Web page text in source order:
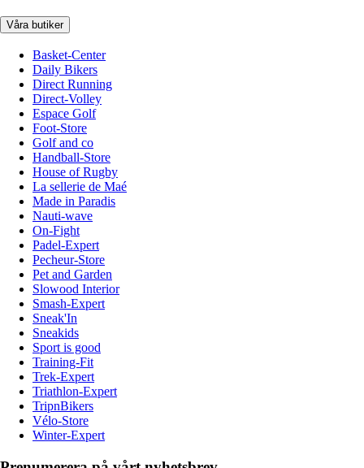
Våra butiker
Basket-Center
Daily Bikers
Direct Running
Direct-Volley
Espace Golf
Foot-Store
Golf and co
Handball-Store
House of Rugby
La sellerie de Maé
Made in Paradis
Nauti-wave
On-Fight
Padel-Expert
Pecheur-Store
Pet and Garden
Slowood Interior
Smash-Expert
Sneak'In
Sneakids
Sport is good
Training-Fit
Trek-Expert
Triathlon-Expert
TripnBikers
Vélo-Store
Winter-Expert